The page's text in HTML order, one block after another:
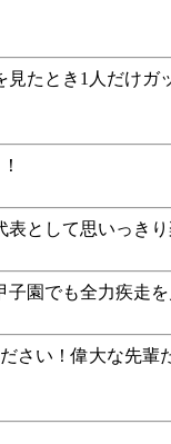
たとき1人だけ
として思いっきり
園でも全力疾走を
さい！偉大な先輩